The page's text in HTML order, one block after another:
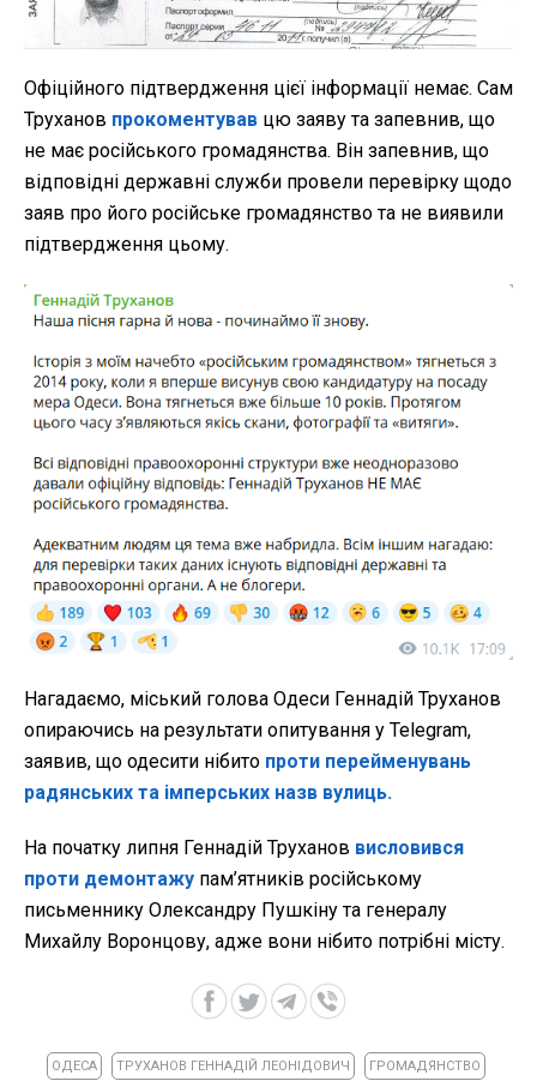
Офіційного підтвердження цієї інформації немає. Сам
Труханов прокоментував цю заяву та запевнив, що
не має російського громадянства. Він запевнив, що
відповідні державні служби провели перевірку щодо
заяв про його російське громадянство та не виявили
підтвердження цьому.
Нагадаємо, міський голова Одеси Геннадій Труханов
опираючись на результати опитування у Telegram,
заявив, що одесити нібито проти перейменувань
радянських та імперських назв вулиць.
На початку липня Геннадій Труханов висловився
проти демонтажу пам’ятників російському
письменнику Олександру Пушкіну та генералу
Михайлу Воронцову, адже вони нібито потрібні місту.
ОДЕСА ТРУХАНОВ ГЕННАДІЙ ЛЕОНІДОВИЧ ГРОМАДЯНСТВО